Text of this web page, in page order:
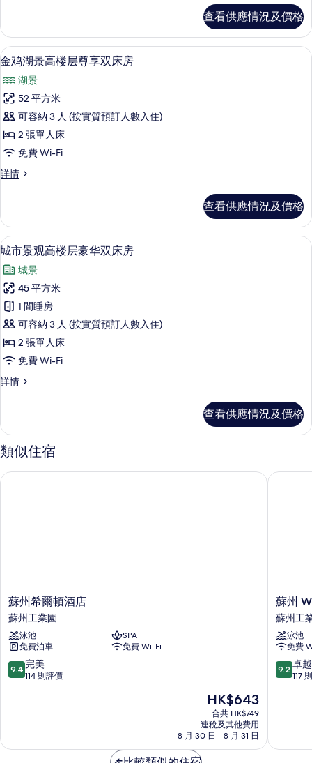
大
床
房
的
相
片
詳
情
楼
层
豪
华
大
床
房
的
相
高
楼
层
华
大
房
詳
情
查看供應情況及價格
載
入
所
有
金
鸡
湖
景
楼
层
尊
享
双
床
房
的
相
片
8
金鸡湖景高楼层尊享双床房
湖景
52 平方米
可容納 3 人 (按實質預訂人數入住)
2 張單人床
免費 Wi-Fi
詳情
金
高
楼
层
享
双
床
房
詳
情
查看供應情況及價格
載
入
所
有
城
市
景
观
高
层
豪
华
双
6
城市景观高楼层豪华双床房
城景
45 平方米
1 間睡房
可容納 3 人 (按實質預訂人數入住)
2 張單人床
免費 Wi-Fi
詳情
城
高
楼
层
华
查看供應情況及價格
類似住宿
蘇
州
希
爾
頓
酒
店
蘇州希爾頓酒店
蘇州工業園
泳池
SPA
免費泊車
免費 Wi-Fi
9.4
分
完
9.4 完美
114 則評價
現
售
HK$643
HK$643
合共 HK$749
連稅及其他費用
8 月 30 日 - 8 月 31 日
蘇州希爾頓酒店
蘇
州
W
酒
店
蘇
州
蘇州
蘇州工
泳池
免費
9.2
分
卓
9.2 卓越
117
蘇州 W